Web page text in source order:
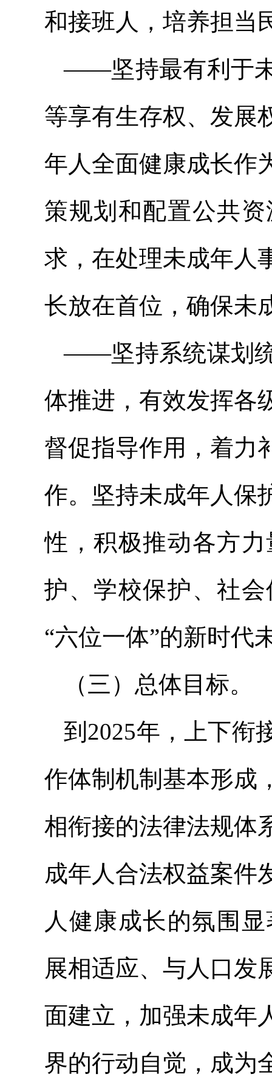
和接班人，培养担当
——坚持最有利于
等享有生存权、发展
年人全面健康成长作
策规划和配置公共
求，在处理未成年人
长放在首位，确保未
——坚持系统谋划
体推进，有效发挥各
督促指导作用，着力
作。坚持未成年人保
性，积极推动各方
护、学校保护、社
“六位一体”的新时代
（三）总体目标。
到2025年，上下衔
作体制机制基本形成
相衔接的法律法规体
成年人合法权益案件
人健康成长的氛围
展相适应、与人口发
面建立，加强未成年
界的行动自觉，成为